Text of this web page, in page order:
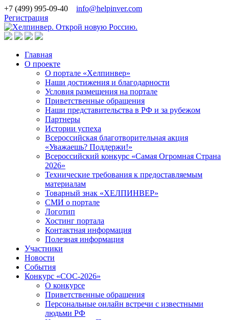
+7 (499) 995-09-40
info@helpinver.com
Регистрация
Главная
О проекте
О портале «Хелпинвер»
Наши достижения и благодарности
Условия размещения на портале
Приветственные обращения
Наши представительства в РФ и за рубежом
Партнеры
Истории успеха
Всероссийская благотворительная акция
«Уважаешь? Поддержи!»
Всероссийский конкурс «Самая Огромная Страна
2026»
Технические требования к предоставляемым
материалам
Товарный знак «ХЕЛПИНВЕР»
СМИ о портале
Логотип
Хостинг портала
Контактная информация
Полезная информация
Участники
Новости
События
Конкурс «СОС-2026»
О конкурсе
Приветственные обращения
Персональные онлайн встречи с известными
людьми РФ